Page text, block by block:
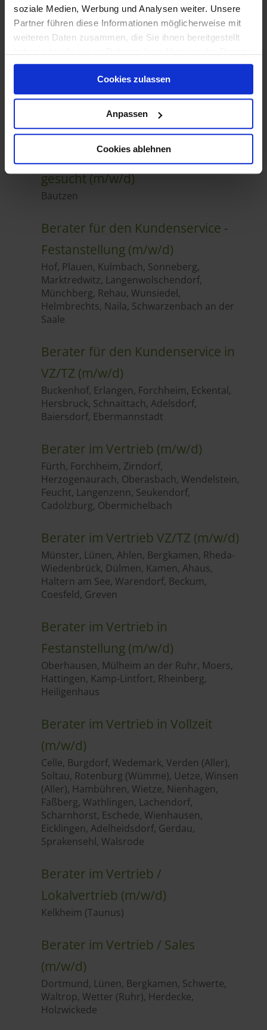
soziale Medien, Werbung und Analysen weiter. Unsere
Partner führen diese Informationen möglicherweise mit
weiteren Daten zusammen, die Sie ihnen bereitgestellt
gesammelt haben.
Cookies zulassen
Anpassen
Cookies ablehnen